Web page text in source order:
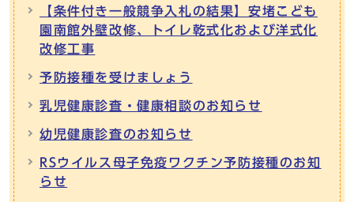
【条件付き一般競争入札の結果】安堵こども
園南館外壁改修、トイレ乾式化および洋式化
改修工事
予防接種を受けましょう
乳児健康診査・健康相談のお知らせ
幼児健康診査のお知らせ
RSウイルス母子免疫ワクチン予防接種のお知
らせ